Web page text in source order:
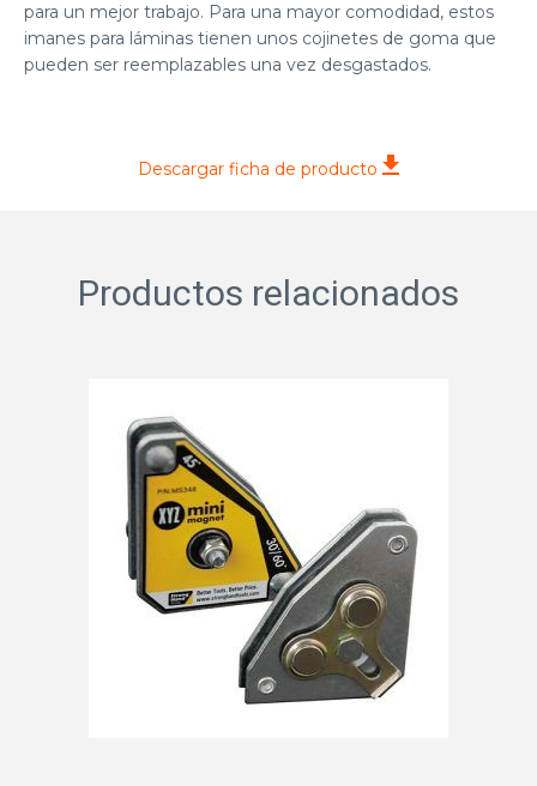
para un mejor trabajo. Para una mayor comodidad, estos
imanes para láminas tienen unos cojinetes de goma que
pueden ser reemplazables una vez desgastados.
Descargar ficha de producto
Productos relacionados